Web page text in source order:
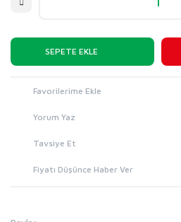
SEPETE EKLE
Yorum Yaz
Tavsiye Et
Fiyatı Düşünce Haber Ver